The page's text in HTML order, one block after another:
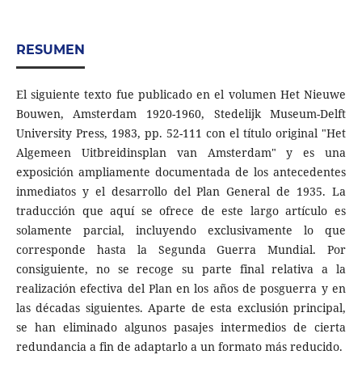
RESUMEN
El siguiente texto fue publicado en el volumen Het Nieuwe
Bouwen, Amsterdam 1920-1960, Stedelijk Museum-Delft
University Press, 1983, pp. 52-111 con el título original "Het
Algemeen Uitbreidinsplan van Amsterdam" y es una
exposición ampliamente documentada de los antecedentes
inmediatos y el desarrollo del Plan General de 1935. La
traducción que aquí se ofrece de este largo artículo es
solamente parcial, incluyendo exclusivamente lo que
corresponde hasta la Segunda Guerra Mundial. Por
consiguiente, no se recoge su parte final relativa a la
realización efectiva del Plan en los años de posguerra y en
las décadas siguientes. Aparte de esta exclusión principal,
se han eliminado algunos pasajes intermedios de cierta
redundancia a fin de adaptarlo a un formato más reducido.